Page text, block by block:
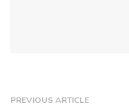
PREVIOUS ARTICLE